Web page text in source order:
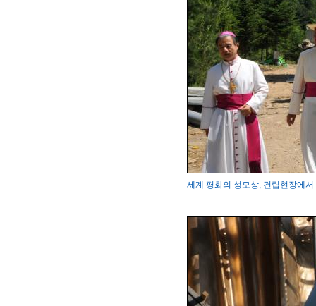
세계 평화의 성모상, 건립현장에